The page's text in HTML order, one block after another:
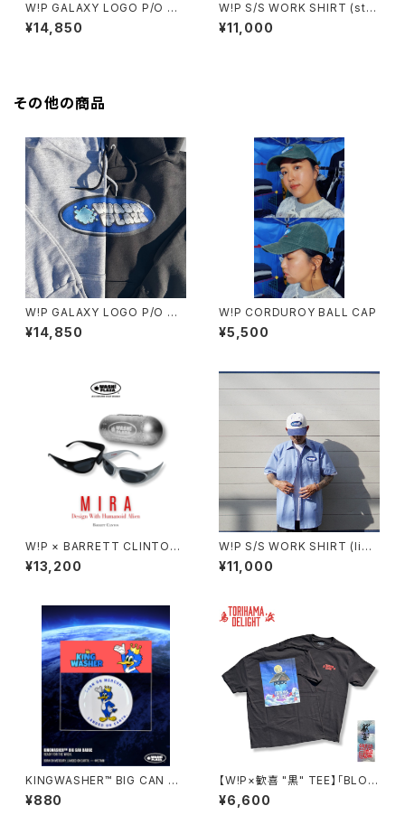
W!P GALAXY LOGO P/O HO
ODIE
¥14,850
W!P S/S WORK SHIRT (stri
pe: white/blue)
¥11,000
その他の商品
W!P GALAXY LOGO P/O HO
ODIE
¥14,850
W!P CORDUROY BALL CAP
¥5,500
W!P × BARRETT CLINTON
"MIRA"
¥13,200
W!P S/S WORK SHIRT (ligh
t blue)
¥11,000
KINGWASHER™ BIG CAN BA
DGE
¥880
【W!P×歓喜 "黒" TEE】「BLOC
K PARTY vol.3 -鳥浜DELIG
HT-」
¥6,600